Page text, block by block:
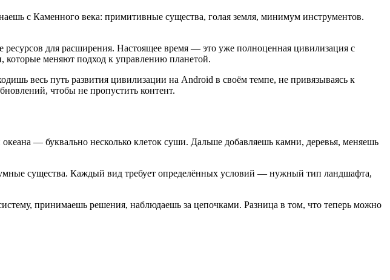
с Каменного века: примитивные существа, голая земля, минимум инструментов.
ресурсов для расширения. Настоящее время — это уже полноценная цивилизация с
которые меняют подход к управлению планетой.
весь путь развития цивилизации на Android в своём темпе, не привязываясь к
чтобы не пропустить контент.
— буквально несколько клеток суши. Дальше добавляешь камни, деревья, меняешь
существа. Каждый вид требует определённых условий — нужный тип ландшафта,
принимаешь решения, наблюдаешь за цепочками. Разница в том, что теперь можно